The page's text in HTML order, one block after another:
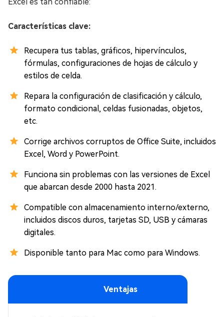
Excel es tan confiable:
Características clave:
Recupera tus tablas, gráficos, hipervínculos,
fórmulas, configuraciones de hojas de cálculo y
estilos de celda.
Repara la configuración de clasificación y cálculo,
formato condicional, celdas fusionadas, objetos,
etc.
Corrige archivos corruptos de Office Suite, incluidos
Excel, Word y PowerPoint.
Funciona sin problemas con las versiones de Excel
que abarcan desde 2000 hasta 2021.
Compatible con almacenamiento interno/externo,
incluidos discos duros, tarjetas SD, USB y cámaras
digitales.
Disponible tanto para Mac como para Windows.
Ventajas